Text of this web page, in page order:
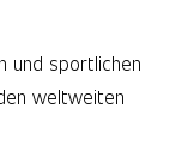
und sportlichen
weltweiten